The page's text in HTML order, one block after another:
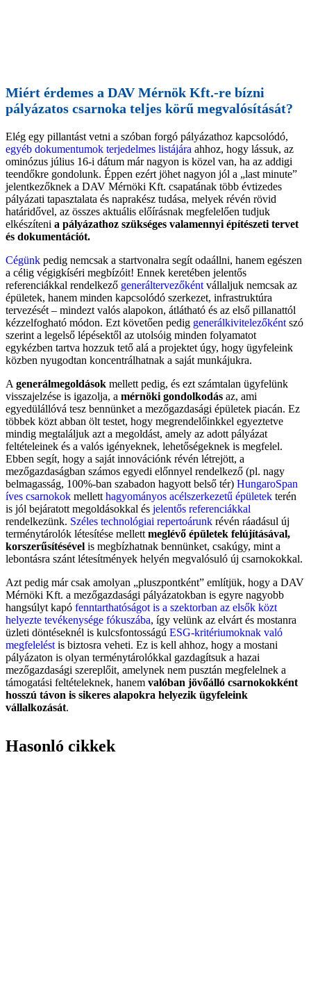
Miért érdemes a DAV Mérnök Kft.-re bízni
pályázatos csarnoka teljes körű megvalósítását?
Elég egy pillantást vetni a szóban forgó pályázathoz kapcsolódó,
egyéb dokumentumok terjedelmes listájára ahhoz, hogy lássuk, az
ominózus július 16-i dátum már nagyon is közel van, ha az addigi
teendőkre gondolunk. Éppen ezért jöhet nagyon jól a „last minute”
jelentkezőknek a DAV Mérnöki Kft. csapatának több évtizedes
pályázati tapasztalata és naprakész tudása, melyek révén rövid
határidővel, az összes aktuális előírásnak megfelelően tudjuk
elkészíteni a pályázathoz szükséges valamennyi építészeti tervet
és dokumentációt.
Cégünk pedig nemcsak a startvonalra segít odaállni, hanem egészen
a célig végigkíséri megbízóit! Ennek keretében jelentős
referenciákkal rendelkező generáltervezőként vállaljuk nemcsak az
épületek, hanem minden kapcsolódó szerkezet, infrastruktúra
tervezését – mindezt valós alapokon, átlátható és az első pillanattól
kézzelfogható módon. Ezt követően pedig generálkivitelezőként szó
szerint a legelső lépésektől az utolsóig minden folyamatot
egykézben tartva hozzuk tető alá a projektet úgy, hogy ügyfeleink
közben nyugodtan koncentrálhatnak a saját munkájukra.
A generálmegoldások mellett pedig, és ezt számtalan ügyfelünk
visszajelzése is igazolja, a mérnöki gondolkodás az, ami
egyedülállóvá tesz bennünket a mezőgazdasági épületek piacán. Ez
többek közt abban ölt testet, hogy megrendelőinkkel egyeztetve
mindig megtaláljuk azt a megoldást, amely az adott pályázat
feltételeinek és a valós igényeknek, lehetőségeknek is megfelel.
Ebben segít, hogy a saját innovációnk révén létrejött, a
mezőgazdaságban számos egyedi előnnyel rendelkező (pl. nagy
belmagasság, 100%-ban szabadon hagyott belső tér) HungaroSpan
íves csarnokok mellett hagyományos acélszerkezetű épületek terén
is jól bejáratott megoldásokkal és jelentős referenciákkal
rendelkezünk. Széles technológiai repertoárunk révén ráadásul új
terménytárolók létesítése mellett meglévő épületek felújításával,
korszerűsítésével is megbízhatnak bennünket, csakúgy, mint a
lebontásra szánt létesítmények helyén megvalósuló új csarnokokkal.
Azt pedig már csak amolyan „pluszpontként” említjük, hogy a DAV
Mérnöki Kft. a mezőgazdasági pályázatokban is egyre nagyobb
hangsúlyt kapó fenntarthatóságot is a szektorban az elsők közt
helyezte tevékenysége fókuszába, így velünk az elvárt és mostanra
üzleti döntéseknél is kulcsfontosságú ESG-kritériumoknak való
megfelelést is biztosra veheti. Ez is kell ahhoz, hogy a mostani
pályázaton is olyan terménytárolókkal gazdagítsuk a hazai
mezőgazdasági szereplőit, amelynek nem pusztán megfelelnek a
támogatási feltételeknek, hanem valóban jövőálló csarnokokként
hosszú távon is sikeres alapokra helyezik ügyfeleink
vállalkozását.
Hasonló cikkek